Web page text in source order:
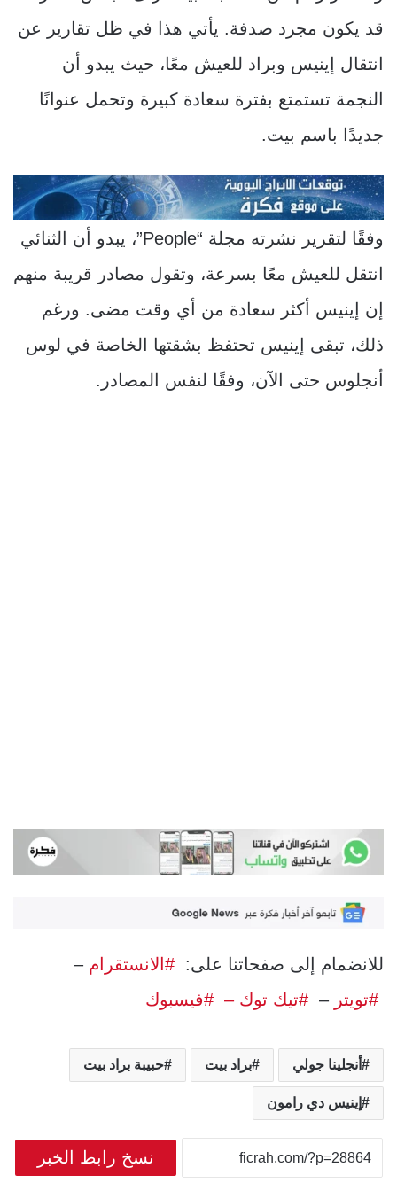
قد يكون مجرد صدفة. يأتي هذا في ظل تقارير عن
انتقال إينيس وبراد للعيش معًا، حيث يبدو أن
النجمة تستمتع بفترة سعادة كبيرة وتحمل عنوانًا
جديدًا باسم بيت.
وفقًا لتقرير نشرته مجلة “People”، يبدو أن الثنائي
انتقل للعيش معًا بسرعة، وتقول مصادر قريبة منهم
إن إينيس أكثر سعادة من أي وقت مضى. ورغم
ذلك، تبقى إينيس تحتفظ بشقتها الخاصة في لوس
أنجلوس حتى الآن، وفقًا لنفس المصادر.
للانضمام إلى صفحاتنا على: #الانستقرام –
#تويتر – #تيك توك – #فيسبوك
أنجلينا جولي براد بيت حبيبة براد بيت
إينيس دي رامون
نسخ رابط الخبر